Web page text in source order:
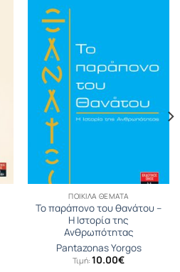
ΠΟΙΚΊΛΑ ΘΈΜΑΤΑ
Το παράπονο του θανάτου –
Η Ιστορία της
Ανθρωπότητας
Pantazonas Yorgos
Τιμή: 10.00€